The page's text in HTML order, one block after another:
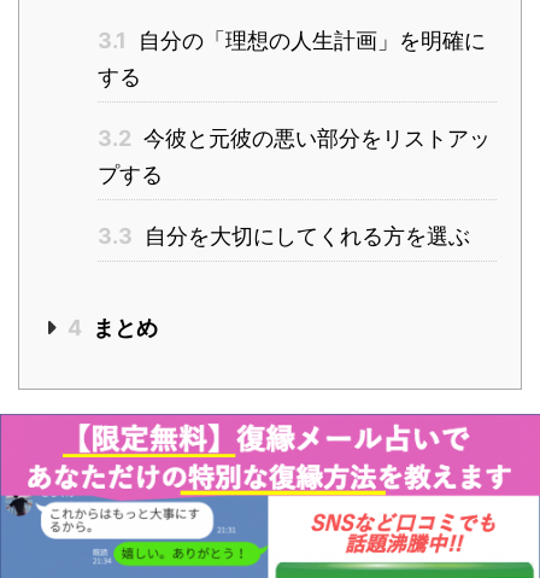
3.1
自分の「理想の人生計画」を明確に
する
3.2 今彼と元彼の悪い部分をリストアッ
プする
3.3 自分を大切にしてくれる方を選ぶ
4 まとめ